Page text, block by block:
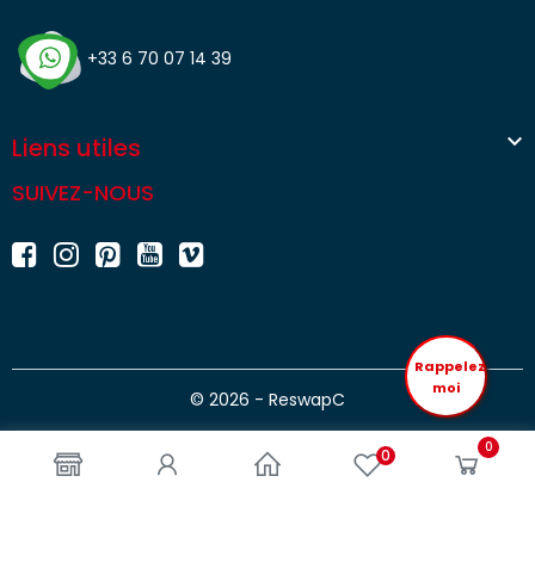
0 0
+33 6 70 07 14 39
Liens utiles 
SUIVEZ-NOUS
© 2026 - ReswapC
Rappelez
moi